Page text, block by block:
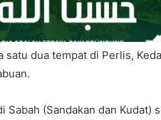
dua tempat di Perlis,
(Sandakan dan Kudat)